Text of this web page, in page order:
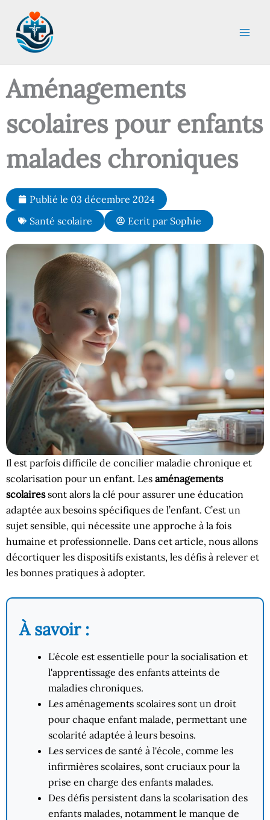
contenu
Aménagements
scolaires pour enfants
malades chroniques
Publié le 03 décembre 2024
Santé scolaire
Ecrit par Sophie
Il est parfois difficile de concilier maladie chronique et
scolarisation pour un enfant. Les aménagements
scolairessont alors la clé pour assurer une éducation
adaptée aux besoins spécifiques de l’enfant. C’est un
sujet sensible, qui nécessite une approche à la fois
humaine et professionnelle. Dans cet article, nous allons
décortiquer les dispositifs existants, les défis à relever et
les bonnes pratiques à adopter.
À savoir :
L'école est essentielle pour la socialisation et
l'apprentissage des enfants atteints de
maladies chroniques.
Les aménagements scolaires sont un droit
pour chaque enfant malade, permettant une
scolarité adaptée à leurs besoins.
Les services de santé à l'école, comme les
infirmières scolaires, sont cruciaux pour la
prise en charge des enfants malades.
Des défis persistent dans la scolarisation des
enfants malades, notamment le manque de